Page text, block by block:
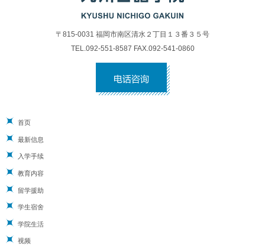
〒815-0031 福岡市南区清水２丁目１３番３５号
TEL.092-551-8587 FAX.092-541-0860
首页
最新信息
入学手续
教育内容
留学援助
学生宿舍
学院生活
视频